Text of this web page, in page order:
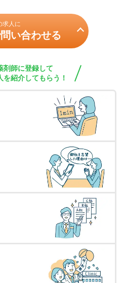
求人に
い合わせる
剤師に登録して
を紹介してもらう！